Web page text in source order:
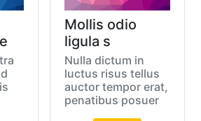
Mollis odio
ligula s
Nulla dictum in
luctus risus tellus
auctor tempor erat,
penatibus posuer